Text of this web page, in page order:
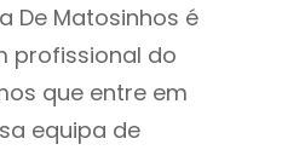
De Matosinhos é
profissional do
que entre em
equipa de